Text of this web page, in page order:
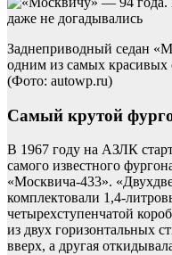
Заднеприводный седан
одним из самых красивых
(Фото: autowp.ru)
Самый крутой
В 1967 году на АЗЛК
самого известного
«Москвича-433».
комплектовали 1,4-
четырехступенчатой
из двух горизонтальных
вверх, а другая